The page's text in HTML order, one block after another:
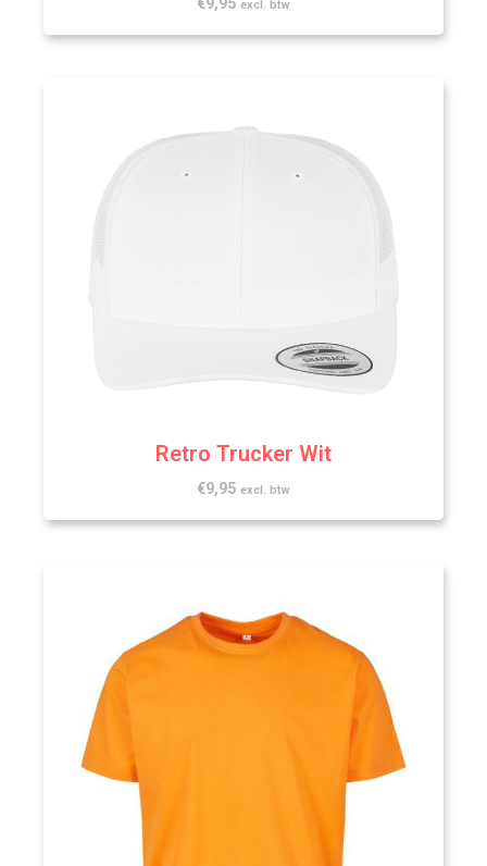
excl. btw
Retro Trucker Wit
€9,95 excl. btw